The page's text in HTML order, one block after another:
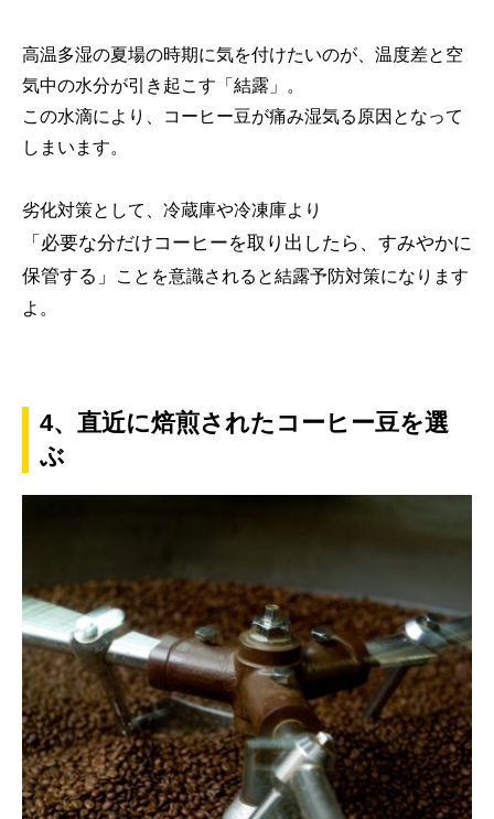
高温多湿の夏場の時期に気を付けたいのが、温度差と空
気中の水分が引き起こす「結露」。
この水滴により、コーヒー豆が痛み湿気る原因となって
しまいます。
劣化対策として、冷蔵庫や冷凍庫より
「必要な分だけコーヒーを取り出したら、すみやかに
保管する」 ことを意識されると結露予防対策になります
よ。
4、直近に焙煎されたコーヒー豆を選
ぶ